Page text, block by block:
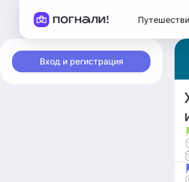
Вход и регистрация